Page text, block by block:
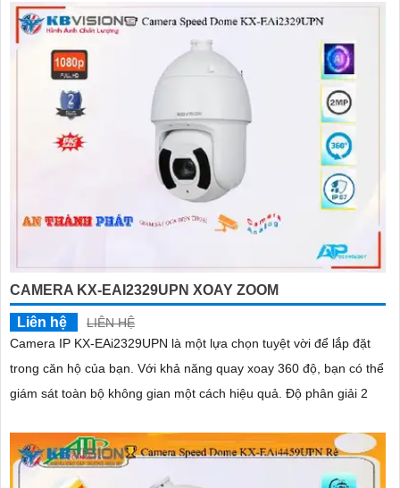
CAMERA KX-EAI2329UPN XOAY ZOOM
Liên hệ
LIÊN HỆ
Camera IP KX-EAi2329UPN là một lựa chọn tuyệt vời để lắp đặt
trong căn hộ của bạn. Với khả năng quay xoay 360 độ, bạn có thể
giám sát toàn bộ không gian một cách hiệu quả. Độ phân giải 2